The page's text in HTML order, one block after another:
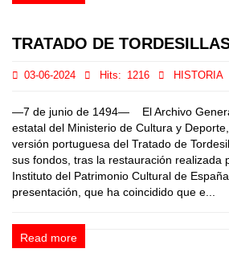
TRATADO DE
03-06-2024 Hits: 1216 HISTORIA
—7 de junio de 1494— El Archivo
estatal del Ministerio de Cultura y
versión portuguesa del Tratado de
sus fondos, tras la restauración realizada
Instituto del Patrimonio Cultural de
presentación, que ha coincidido que e...
Read more